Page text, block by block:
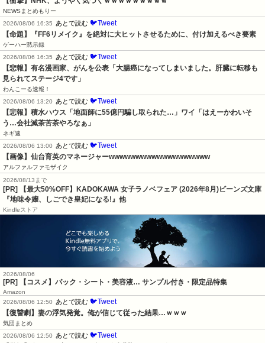
NEWSまとめもりー
2026/08/06 16:35
あとで読む 🐦Tweet
【命題】『FF6リメイク』を絶対に大ヒットさせるために、付け加えるべき要素
ゲーハー黙示録
2026/08/06 16:35
あとで読む 🐦Tweet
【悲報】有名漫画家、がんを公表「大腸癌になってしまいました。肝臓に転移も
見られてステージ4です」
わんこーる速報！
2026/08/06 13:20
あとで読む 🐦Tweet
【悲報】積水ハウス「地面師に55億円騙し取られた…」ワイ「はえーかわいそ
う…会社滅茶苦茶やろなぁ」
ネギ速
2026/08/06 13:00
あとで読む 🐦Tweet
【画像】仙台育英のマネージャーwwwwwwwwwwwwwwwwwww
アルファルファモザイク
2026/08/13まで
[PR] 【最大50%OFF】KADOKAWA 女子ラノベフェア (2026年8月)ビーンズ文庫
『地味令嬢、しごでき皇妃になる!』他
Kindleストア
2026/08/06
[PR] 【コスメ】パック・シート・美容液… サンプル付き・限定品特集
Amazon
2026/08/06 12:50 あとで読む 🐦Tweet
【復讐劇】妻の浮気発覚。俺が信じて従った結果…ｗｗｗ
気団まとめ
2026/08/06 12:50 あとで読む 🐦Tweet